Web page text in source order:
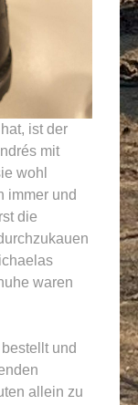
ist der
mit
wohl
immer und
die
waren
und
allein zu